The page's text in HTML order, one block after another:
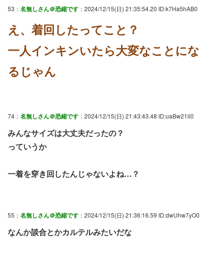
53： 名無しさん＠恐縮です ：2024/12/15(日) 21:35:54.20 ID:k7Ha5hAB0
え、着回したってこと？
一人インキンいたら大変なことにな
るじゃん
74： 名無しさん＠恐縮です ：2024/12/15(日) 21:43:43.48 ID:uaBw21li0
みんなサイズは大丈夫だったの？
っていうか
一着を穿き回したんじゃないよね…？
55： 名無しさん＠恐縮です ：2024/12/15(日) 21:36:16.59 ID:dwUhw7yO0
なんか談合とかカルテルみたいだな